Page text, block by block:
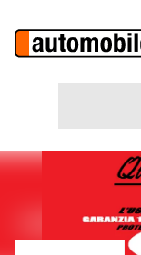
CERCA
Auto usate
Auto Km 0
Auto Nuove
MAGAZINE